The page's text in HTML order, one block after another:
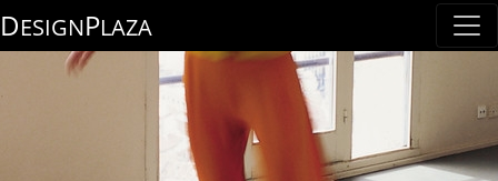
DESIGNPLAZA